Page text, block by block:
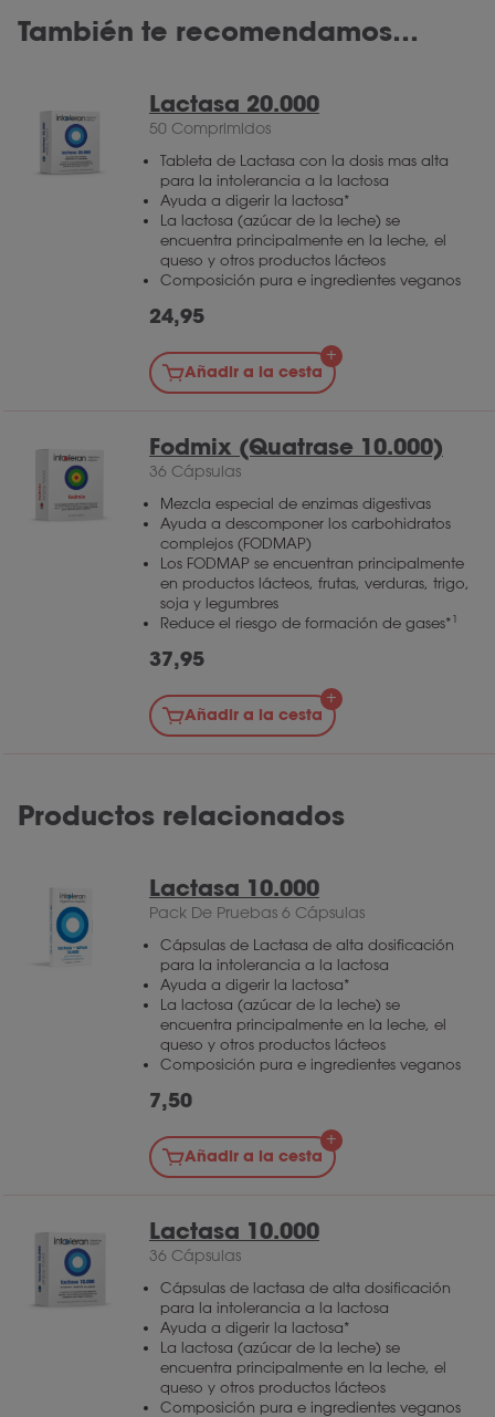
fructanos, galactanos* y lactosa**. Si esta
cantidad es suficiente, puede probarse una
puede variar de una persona a otra.
*Afirmación de propiedades saludables
pendiente de autorización europea
** En personas con dificultad para
digerir la lactosa
máximo de cápsulas al día. Para Fodmix
cápsulas al día.
También te recomendamos…
Lactasa 20.000
50 Comprimidos
Tableta de Lactasa con la dosis mas alta
para la intolerancia a la lactosa
Ayuda a digerir la lactosa*
La lactosa (azúcar de la leche) se
encuentra principalmente en la leche, el
queso y otros productos lácteos
Composición pura e ingredientes veganos
24,95
Añadir a la cesta
Fodmix (Quatrase 10.000)
36 Cápsulas
Mezcla especial de enzimas digestivas
Ayuda a descomponer los carbohidratos
complejos (FODMAP)
Los FODMAP se encuentran principalmente
en productos lácteos, frutas, verduras, trigo,
soja y legumbres
Reduce el riesgo de formación de gases*1
37,95
Añadir a la cesta
Productos relacionados
Lactasa 10.000
Pack De Pruebas 6 Cápsulas
Cápsulas de Lactasa de alta dosificación
para la intolerancia a la lactosa
Ayuda a digerir la lactosa*
La lactosa (azúcar de la leche) se
encuentra principalmente en la leche, el
queso y otros productos lácteos
Composición pura e ingredientes veganos
7,50
Añadir a la cesta
Lactasa 10.000
36 Cápsulas
Cápsulas de lactasa de alta dosificación
para la intolerancia a la lactosa
Ayuda a digerir la lactosa*
La lactosa (azúcar de la leche) se
encuentra principalmente en la leche, el
queso y otros productos lácteos
Composición pura e ingredientes veganos